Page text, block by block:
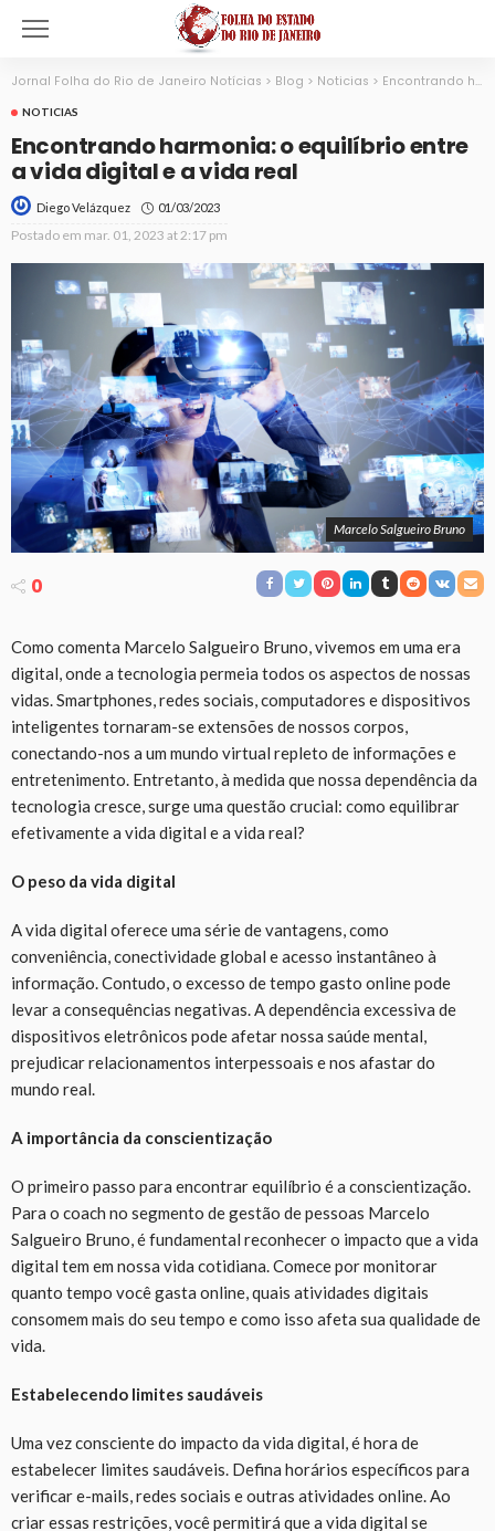
Jornal Folha do Rio de Janeiro Notícias > Blog > Noticias > Encontrando harmonia: o equilíbrio entre a vida digital e a vida real
NOTICIAS
Encontrando harmonia: o equilíbrio entre
a vida digital e a vida real
Diego Velázquez 01/03/2023
Postado em mar. 01, 2023 at 2:17 pm
Marcelo Salgueiro Bruno
0
Como comenta Marcelo Salgueiro Bruno, vivemos em uma era
digital, onde a tecnologia permeia todos os aspectos de nossas
vidas. Smartphones, redes sociais, computadores e dispositivos
inteligentes tornaram-se extensões de nossos corpos,
conectando-nos a um mundo virtual repleto de informações e
entretenimento. Entretanto, à medida que nossa dependência da
tecnologia cresce, surge uma questão crucial: como equilibrar
efetivamente a vida digital e a vida real?
O peso da vida digital
A vida digital oferece uma série de vantagens, como
conveniência, conectividade global e acesso instantâneo à
informação. Contudo, o excesso de tempo gasto online pode
levar a consequências negativas. A dependência excessiva de
dispositivos eletrônicos pode afetar nossa saúde mental,
prejudicar relacionamentos interpessoais e nos afastar do
mundo real.
A importância da conscientização
O primeiro passo para encontrar equilíbrio é a conscientização.
Para o coach no segmento de gestão de pessoas Marcelo
Salgueiro Bruno, é fundamental reconhecer o impacto que a vida
digital tem em nossa vida cotidiana. Comece por monitorar
quanto tempo você gasta online, quais atividades digitais
consomem mais do seu tempo e como isso afeta sua qualidade de
vida.
Estabelecendo limites saudáveis
Uma vez consciente do impacto da vida digital, é hora de
estabelecer limites saudáveis. Defina horários específicos para
verificar e-mails, redes sociais e outras atividades online. Ao
criar essas restrições, você permitirá que a vida digital se